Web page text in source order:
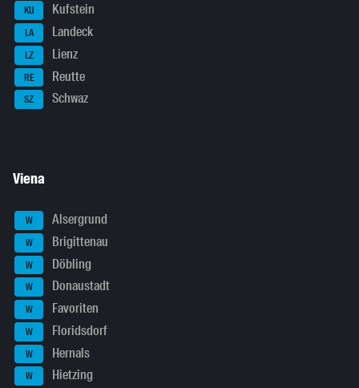
KU Kufstein
LA Landeck
LZ Lienz
RE Reutte
SZ Schwaz
Viena
W Alsergrund
W Brigittenau
W Döbling
W Donaustadt
W Favoriten
W Floridsdorf
W Hernals
W Hietzing